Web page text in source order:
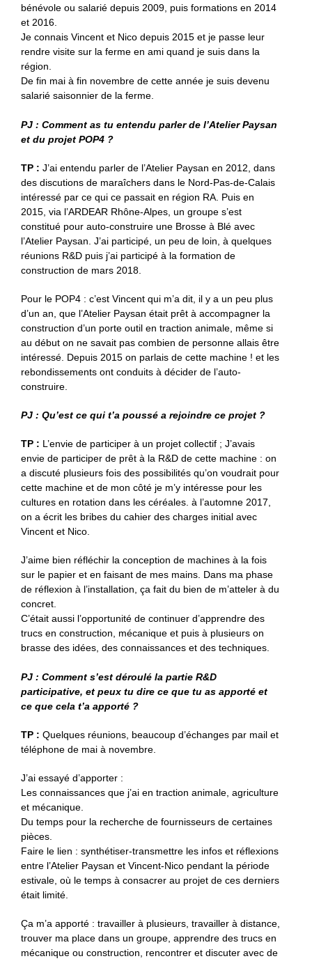
bénévole ou salarié depuis 2009, puis formations en 2014
et 2016.
Je connais Vincent et Nico depuis 2015 et je passe leur
rendre visite sur la ferme en ami quand je suis dans la
région.
De fin mai à fin novembre de cette année je suis devenu
salarié saisonnier de la ferme.
PJ : Comment as tu entendu parler de l’Atelier Paysan
et du projet POP4 ?
TP : J’ai entendu parler de l’Atelier Paysan en 2012, dans
des discutions de maraîchers dans le Nord-Pas-de-Calais
intéressé par ce qui ce passait en région RA. Puis en
2015, via l’ARDEAR Rhône-Alpes, un groupe s’est
constitué pour auto-construire une Brosse à Blé avec
l’Atelier Paysan. J’ai participé, un peu de loin, à quelques
réunions R&D puis j’ai participé à la formation de
construction de mars 2018.
Pour le POP4 : c’est Vincent qui m’a dit, il y a un peu plus
d’un an, que l’Atelier Paysan était prêt à accompagner la
construction d’un porte outil en traction animale, même si
au début on ne savait pas combien de personne allais être
intéressé. Depuis 2015 on parlais de cette machine ! et les
rebondissements ont conduits à décider de l’auto-
construire.
PJ : Qu’est ce qui t’a poussé a rejoindre ce projet ?
TP : L’envie de participer à un projet collectif ; J’avais
envie de participer de prêt à la R&D de cette machine : on
a discuté plusieurs fois des possibilités qu’on voudrait pour
cette machine et de mon côté je m’y intéresse pour les
cultures en rotation dans les céréales. à l’automne 2017,
on a écrit les bribes du cahier des charges initial avec
Vincent et Nico.
J’aime bien réfléchir la conception de machines à la fois
sur le papier et en faisant de mes mains. Dans ma phase
de réflexion à l’installation, ça fait du bien de m’atteler à du
concret.
C’était aussi l’opportunité de continuer d’apprendre des
trucs en construction, mécanique et puis à plusieurs on
brasse des idées, des connaissances et des techniques.
PJ : Comment s’est déroulé la partie R&D
participative, et peux tu dire ce que tu as apporté et
ce que cela t’a apporté ?
TP : Quelques réunions, beaucoup d’échanges par mail et
téléphone de mai à novembre.
J’ai essayé d’apporter :
Les connaissances que j’ai en traction animale, agriculture
et mécanique.
Du temps pour la recherche de fournisseurs de certaines
pièces.
Faire le lien : synthétiser-transmettre les infos et réflexions
entre l’Atelier Paysan et Vincent-Nico pendant la période
estivale, où le temps à consacrer au projet de ces derniers
était limité.
Ça m’a apporté : travailler à plusieurs, travailler à distance,
trouver ma place dans un groupe, apprendre des trucs en
mécanique ou construction, rencontrer et discuter avec de